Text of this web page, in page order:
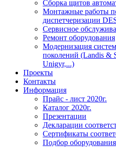
Сборка щитов
Монтажные работы
диспетчеризации
Сервисное
Ремонт оборудования
Модернизация
поколений (Landis &
Unigyr,...)
Проекты
Контакты
Информация
Прайс - лист 2020г.
Каталог 2020г.
Презентации
Декларации
Сертификаты
Подбор оборудования